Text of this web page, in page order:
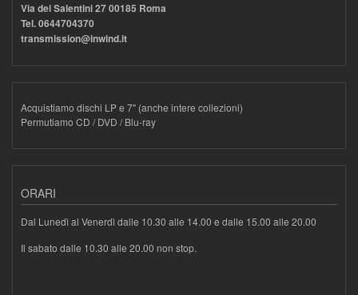
Via dei Salentini 27 00185 Roma
Tel. 0644704370
transmission@inwind.it
Acquistiamo dischi LP e 7" (anche intere collezioni)
Permutiamo CD / DVD / Blu-ray
ORARI
Dal Lunedì al Venerdì dalle 10.30 alle 14.00 e dalle 15.00 alle 20.00
Il sabato dalle 10.30 alle 20.00 non stop.